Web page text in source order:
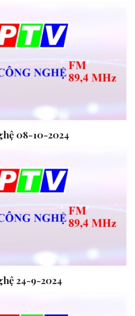
08-10-2024
24-9-2024